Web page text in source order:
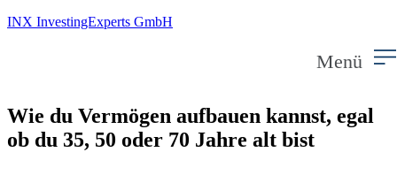
INX InvestingExperts GmbH
Menü
Wie du Vermögen aufbauen kannst, egal
ob du 35, 50 oder 70 Jahre alt bist